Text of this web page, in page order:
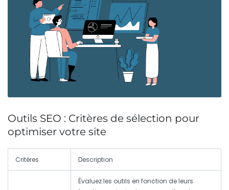
Outils SEO : Critères de sélection pour
optimiser votre site
Critères Description
Évaluez les outils en fonction de leurs